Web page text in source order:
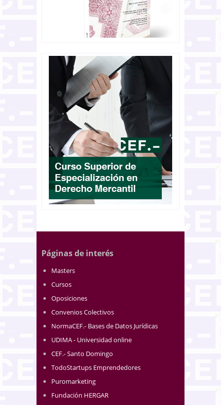
Páginas de interés
Masters
Cursos
Oposiciones
Convenios Colectivos
NormaCEF.- Bases de Datos Jurídicas
UDIMA - Universidad online
CEF.- Santo Domingo
TodoStartups Emprendedores
Puromarketing
Fundación HERGAR